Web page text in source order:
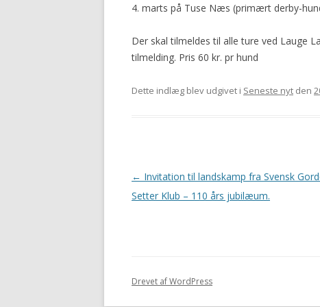
4. marts på Tuse Næs (primært derby-
Der skal tilmeldes til alle ture ved Lauge
tilmelding. Pris 60 kr. pr hund
Dette indlæg blev udgivet i Seneste nyt den
Indlægsnavigation
← Invitation til landskamp fra Svensk
Setter Klub – 110 års jubilæum.
Drevet af WordPress